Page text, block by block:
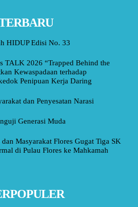
HIDUP Edisi No. 33
2026 “Trapped Behind the
Kewaspadaan terhadap
Penipuan Kerja Daring
dan Penyesatan Narasi
Generasi Muda
Masyarakat Flores Gugat Tiga SK
di Pulau Flores ke Mahkamah